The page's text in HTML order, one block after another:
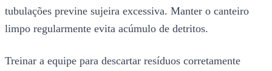
tubulações previne sujeira excessiva. Manter o canteiro
limpo regularmente evita acúmulo de detritos.
Treinar a equipe para descartar resíduos corretamente